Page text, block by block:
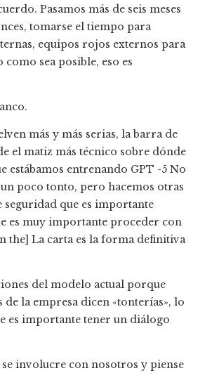
Pasamos más de seis meses
tomarse el tiempo para
equipos rojos externos para
sea posible, eso es
más y más serias, la barra de
el matiz más técnico sobre dónde
estábamos entrenando GPT -5 No
poco tonto, pero hacemos otras
seguridad que es importante
es muy importante proceder con
the] La carta es la forma definitiva
del modelo actual porque
la empresa dicen «tonterías», lo
es importante tener un diálogo
involucre con nosotros y piense